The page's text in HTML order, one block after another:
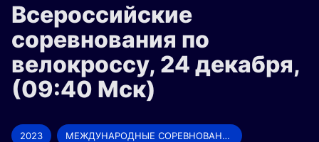
Всероссийские
соревнования по
велокроссу, 24 декабря,
(09:40 Мск)
2023 МЕЖДУНАРОДНЫЕ СОРЕВНОВАНИЯ